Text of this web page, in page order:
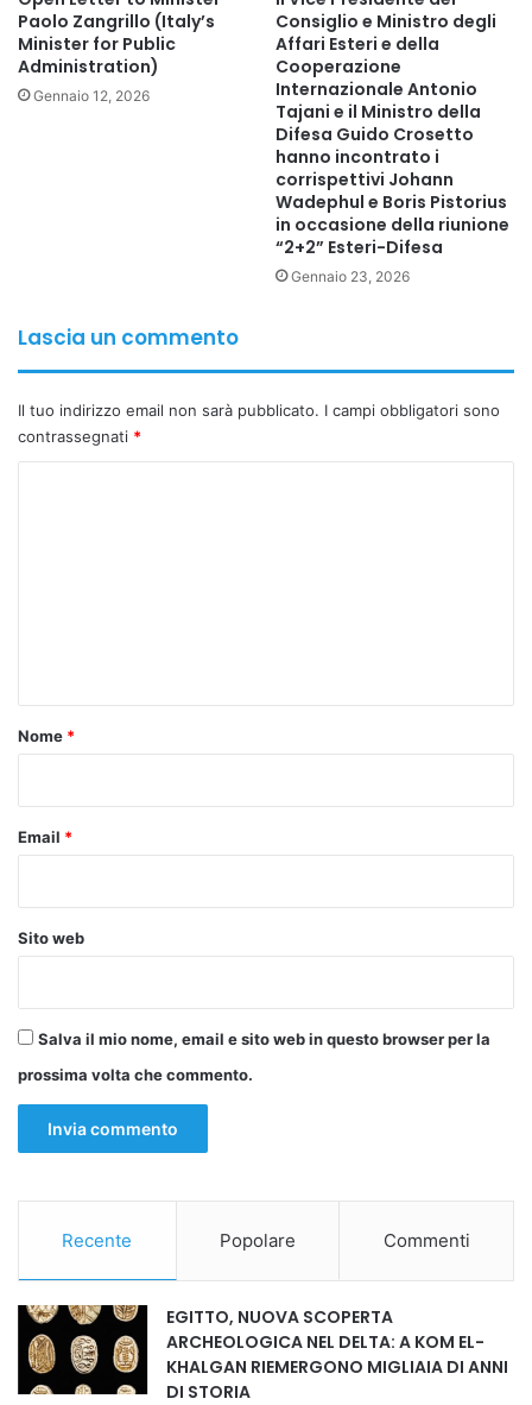
Paolo Zangrillo (Italy’s
Minister for Public
Administration)
Gennaio 12, 2026
Consiglio e Ministro degli
Affari Esteri e della
Cooperazione
Internazionale Antonio
Tajani e il Ministro della
Difesa Guido Crosetto
hanno incontrato i
corrispettivi Johann
Wadephul e Boris Pistorius
in occasione della riunione
“2+2” Esteri-Difesa
Gennaio 23, 2026
Lascia un commento
Il tuo indirizzo email non sarà pubblicato. I campi obbligatori sono
contrassegnati *
o
Nome *
Email *
Sito web
Salva il mio nome, email e sito web in questo browser per la
prossima volta che commento.
Recente Popolare Commenti
EGITTO, NUOVA SCOPERTA
ARCHEOLOGICA NEL DELTA: A KOM EL-
KHALGAN RIEMERGONO MIGLIAIA DI ANNI
DI STORIA